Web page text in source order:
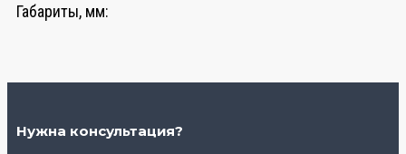
Габариты, мм:
Нужна консультация?